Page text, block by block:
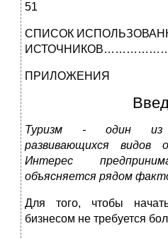
51
СПИСОК
ПРИЛОЖЕНИЯ
Туризм - один из
развивающихся видов
Интерес
объясняется рядом
Для того, чтобы
бизнесом не требуется